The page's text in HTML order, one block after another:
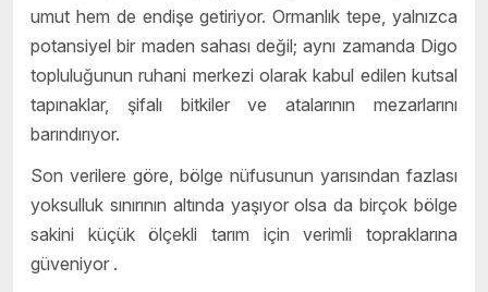
umut hem de endişe getiriyor. Ormanlık tepe, yalnızca
potansiyel bir maden sahası değil; aynı zamanda Digo
topluluğunun ruhani merkezi olarak kabul edilen kutsal
tapınaklar, şifalı bitkiler ve atalarının mezarlarını
barındırıyor.
Son verilere göre, bölge nüfusunun yarısından fazlası
yoksulluk sınırının altında yaşıyor olsa da birçok bölge
sakini küçük ölçekli tarım için verimli topraklarına
güveniyor .